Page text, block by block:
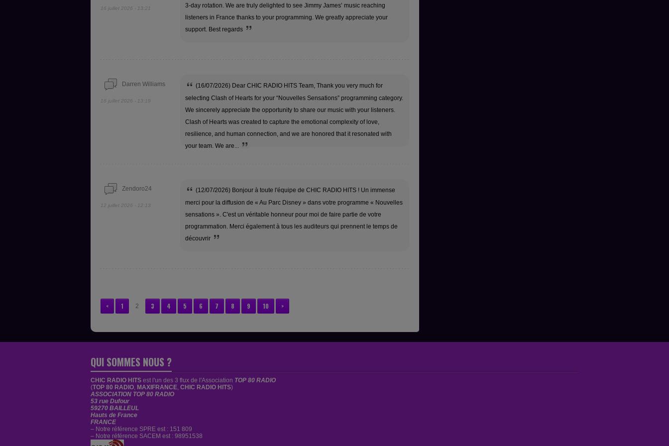
16 juillet 2026 - 13:21
3-day rotation. We are truly delighted to see Jimmy James’ music reaching
listeners in France thanks to your programming. We greatly appreciate your
support. Best regards
Darren Williams
16 juillet 2026 - 13:19
(16/07/2026) Dear CHIC RADIO HITS Team, Thank you very much for
selecting Clash of Hearts for your “Nouvelles Sensations” programming category.
We sincerely appreciate the opportunity to share our music with your listeners.
Clash of Hearts was created to capture the emotional complexity of love,
resilience, and human connection, and we are honored that it resonated with
your team. We are...
Zendoro24
12 juillet 2026 - 12:13
(12/07/2026) Bonjour à toute l'équipe de CHIC RADIO HITS ! Un immense
merci pour la diffusion de « Au Parc Disney » dans votre programme « Nouvelles
sensations ». C'est un véritable honneur pour moi de faire partie de votre
programmation. Merci également à tous les auditeurs qui prennent le temps de
découvrir
< 1 2 3 4 5 6 7 8 9 10 >
QUI SOMMES NOUS ?
CHIC RADIO HITS est l'un des 3 flux de l'Association TOP 80 RADIO
(TOP 80 RADIO, MAXIFRANCE, CHIC RADIO HITS)
ASSOCIATION TOP 80 RADIO
53 rue Dufour
59270 BAILLEUL
Hauts de France
FRANCE
– Notre référence SPRE est : 151 809
– Notre référence SACEM est : 98951538